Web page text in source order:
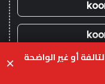
أو غير الواضحة ×